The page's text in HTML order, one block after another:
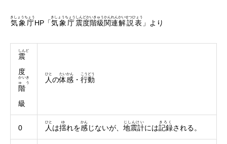
気象庁
きしょうちょう
HP「気象庁
きしょうちょう
震度階級
しんどかいきゅう
関連
かんれん
解説表
かいせつひょう
」より
震
度
しんど
階
級
かいき
ゅう
人
ひと
の体感
たいかん
・ 行動
こうどう
0 人
ひと
は揺
ゆ
れを感
かん
じないが、 地震計
じしんけい
には記録
きろく
される。